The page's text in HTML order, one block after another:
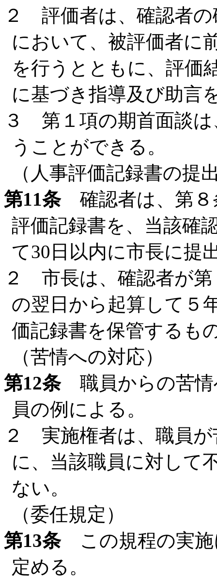
２ 評価者は、確認者の
において、被評価者に
を行うとともに、評価
に基づき指導及び助言
３ 第１項の期首面談は
うことができる。
（人事評価記録書の提
第11条確認者は、第８
評価記録書を、当該確
て30日以内に市長に提
２ 市長は、確認者が第
の翌日から起算して５
価記録書を保管するも
（苦情への対応）
第12条職員からの苦情
員の例による。
２ 実施権者は、職員
に、当該職員に対して
ない。
（委任規定）
第13条この規程の実施
定める。